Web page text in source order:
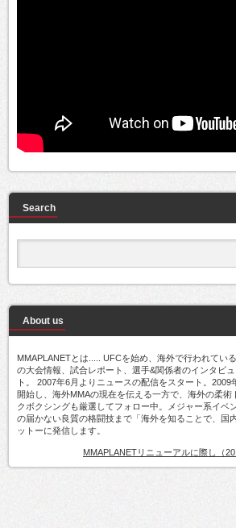
Search
About us
MMAPLANETとは..... UFCを始め、海外で行われてい
の大会情報、試合レポート、選手&関係者のインタビ
ト。 2007年6月よりニュースの配信をスタート。
開始し、海外MMAの現在を伝える一方で、海外の柔術
クボクシングも厳選してフォロー中。メジャー系イベ
の届かない良質の格闘技まで「海外を知ることで、国
ットーに発信します。
MMAPLANETリニューアルに際し（